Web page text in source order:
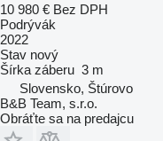
10 980 € Bez DPH
Podrývák
2022
Stav nový
Šírka záberu 3 m
Slovensko, Štúrovo
B&B Team, s.r.o.
Obráťte sa na predajcu